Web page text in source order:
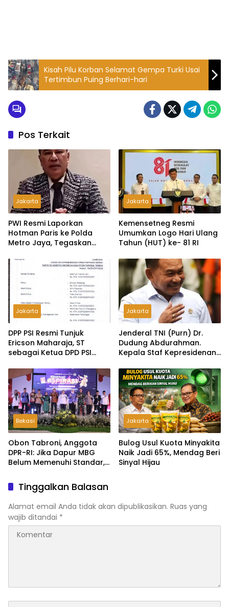
Kisah Pilu Korban Selamat Gempa Turki Usai
Tertimbun Puing Berhari-hari
Pos Terkait
Jakarta
PWI Resmi Laporkan
Hotman Paris ke Polda
Metro Jaya, Tegaskan
Martabat Wartawan
Jakarta
Kemensetneg Resmi
Umumkan Logo Hari Ulang
Tahun (HUT) ke- 81 RI
Jakarta
DPP PSI Resmi Tunjuk
Ericson Maharaja, ST
sebagai Ketua DPD PSI
Jakarta
Jenderal TNI (Purn) Dr.
Dudung Abdurahman.
Kepala Staf Kepresidenan
MBG: Tak Sesuai Aturan di
Lapangan, Akan Dibabat
Bekasi
Obon Tabroni, Anggota
DPR-RI: Jika Dapur MBG
Belum Memenuhi Standar,
Ditutup
Jakarta
Bulog Usul Kuota Minyakita
Naik Jadi 65%, Mendag Beri
Sinyal Hijau
Tinggalkan Balasan
Alamat email Anda tidak akan dipublikasikan. Ruas yang
wajib ditandai *